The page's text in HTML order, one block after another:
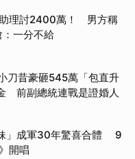
理討2400萬！ 男方稱
一分不給
刀昔豪砸545萬「包直升
前副總統連戰是證婚人
」成軍30年驚喜合體 9
開唱